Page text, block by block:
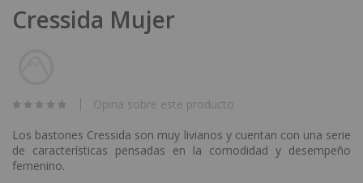
to
the
gallery
Cressida Mujer
Opina sobre este producto
Los bastones Cressida son muy livianos y cuentan con una serie
de características pensadas en la comodidad y desempeño
femenino.